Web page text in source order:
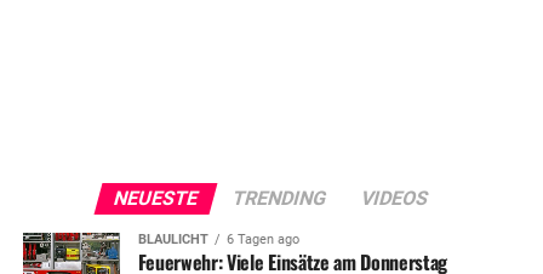
NEUESTE TRENDING VIDEOS
BLAULICHT 6 Tagen ago
Feuerwehr: Viele Einsätze am Donnerstag